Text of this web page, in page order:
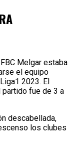
Melgar estaba
el equipo
2023. El
fue de 3 a
descabellada,
los clubes